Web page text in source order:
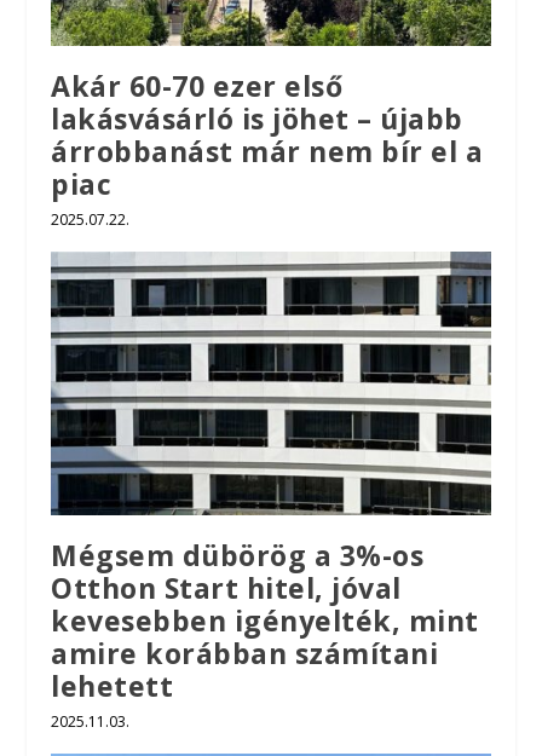
Akár 60-70 ezer első
lakásvásárló is jöhet – újabb
árrobbanást már nem bír el a
piac
2025.07.22.
Mégsem dübörög a 3%-os
Otthon Start hitel, jóval
kevesebben igényelték, mint
amire korábban számítani
lehetett
2025.11.03.